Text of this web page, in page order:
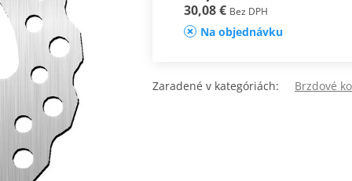
30,08 € Bez DPH
Na objednávku
Zaradené v kategóriách: Brzdové